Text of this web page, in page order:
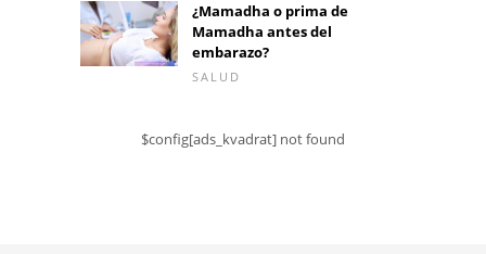
¿Mamadha o prima de
Mamadha antes del
embarazo?
SALUD
$config[ads_kvadrat] not found